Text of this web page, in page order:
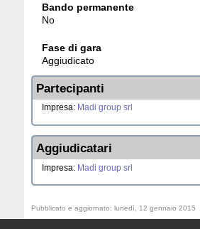
Bando permanente
No
Fase di gara
Aggiudicato
Partecipanti
Impresa: Madi group srl
Aggiudicatari
Impresa: Madi group srl
Pubblicato e aggiornato: lunedì, 12 gennaio 2015